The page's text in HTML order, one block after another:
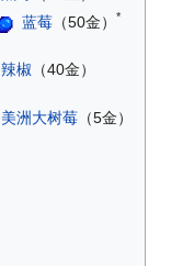
蓝莓（50金） *
辣椒 （40金）
美洲大树莓（5金）